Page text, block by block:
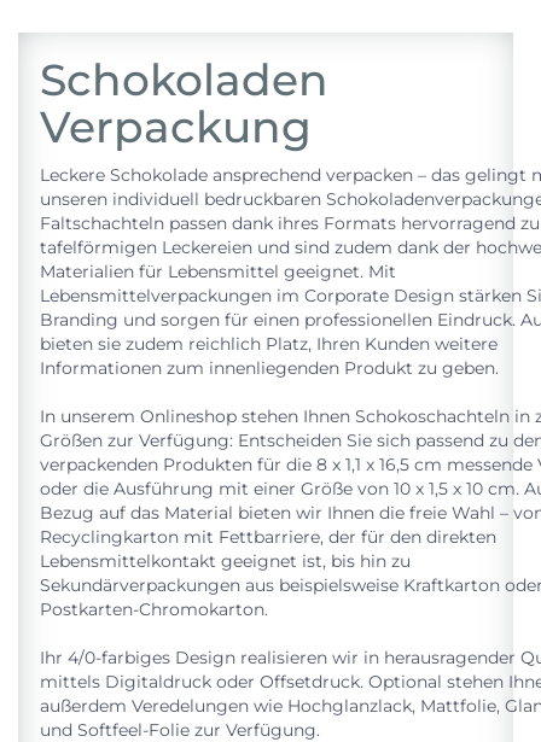
Schokoladen
Verpackung
Leckere Schokolade ansprechend verpacken – das gelingt
unseren individuell bedruckbaren
Faltschachteln passen dank ihres Formats hervorragend
tafelförmigen Leckereien und sind zudem dank der
Materialien für Lebensmittel geeignet. Mit
Lebensmittelverpackungen im Corporate Design stärken
Branding und sorgen für einen professionellen Eindruck.
bieten sie zudem reichlich Platz, Ihren Kunden weitere
Informationen zum innenliegenden Produkt zu geben.
In unserem Onlineshop stehen Ihnen Schokoschachteln in
Größen zur Verfügung: Entscheiden Sie sich passend zu
verpackenden Produkten für die 8 x 1,1 x 16,5 cm messende
oder die Ausführung mit einer Größe von 10 x 1,5 x 10 cm.
Bezug auf das Material bieten wir Ihnen die freie Wahl –
Recyclingkarton mit Fettbarriere, der für den direkten
Lebensmittelkontakt geeignet ist, bis hin zu
Sekundärverpackungen aus beispielsweise Kraftkarton
Postkarten-Chromokarton.
Ihr 4/0-farbiges Design realisieren wir in herausragender
mittels Digitaldruck oder Offsetdruck. Optional stehen
außerdem Veredelungen wie Hochglanzlack, Mattfolie,
und Softfeel-Folie zur Verfügung.